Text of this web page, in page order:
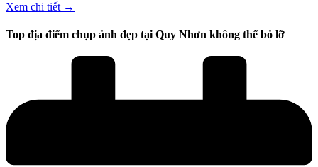
Xem chi tiết →
Top địa điểm chụp ảnh đẹp tại Quy Nhơn không thể bỏ lỡ